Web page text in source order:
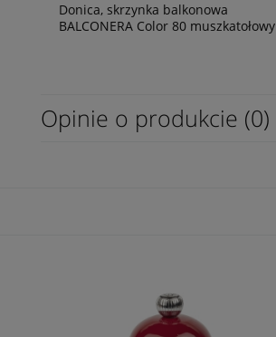
Donica, skrzynka balkonowa
BALCONERA Color 80 muszkatołowy
Opinie o produkcie (0)